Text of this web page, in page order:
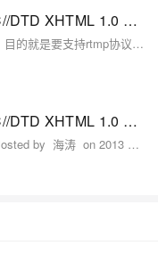
<!DOCTYPE html PUBLIC "-//W3C//DTD XHTML 1.0 Transitional//EN" "http://www.w3.org/TR/xhtml1/DTD/xhtml1-strict.dtd"> <html><head><meta http-equiv="Cont
一 概要说明 使用nginx搭建流媒体直播平台，目的就是要支持rtmp协议，实现用户使用rtmp(rtmp://192.168.201.128/myapp)协议推送流到服务器。
<!DOCTYPE html PUBLIC "-//W3C//DTD XHTML 1.0 Transitional//EN" "http://www.w3.org/TR/xhtml1/DTD/xhtml1-strict.dtd"> <html><head><meta http-equiv="Cont
TCP洪水攻击（SYN Flood）的诊断和处理 Posted by 海涛 on 2013 年 7 月 11 日 Tweet1 ​1. SYN Flood介绍 前段时间网站被攻击多次，其中最猛烈的就是TCP洪水攻击，即SYN Flood。